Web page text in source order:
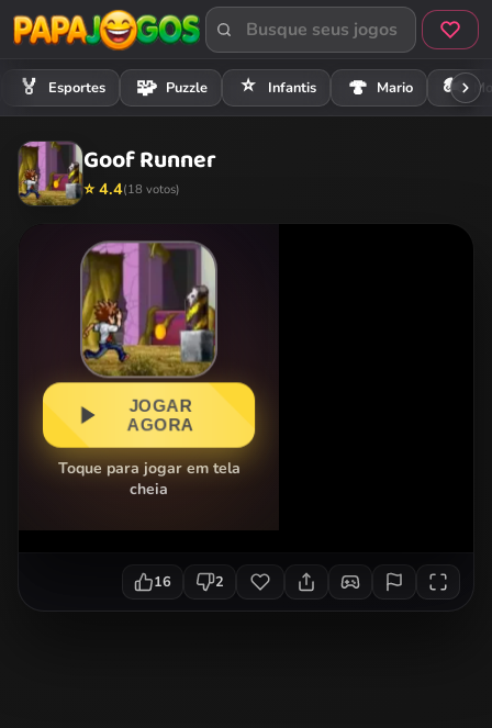
🏅 Esportes 🧩 Puzzle ⭐ Infantis 🍄 Mario 🏍️
Goof Runner
⭐ 4.4(18 votos)
JOGAR
AGORA
Toque para jogar em tela
cheia
16 2